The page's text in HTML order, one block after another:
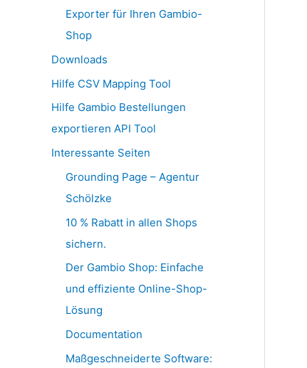
Exporter für Ihren Gambio-
Shop
Downloads
Hilfe CSV Mapping Tool
Hilfe Gambio Bestellungen
exportieren API Tool
Interessante Seiten
Grounding Page – Agentur
Schölzke
10 % Rabatt in allen Shops
sichern.
Der Gambio Shop: Einfache
und effiziente Online-Shop-
Lösung
Documentation
Maßgeschneiderte Software: